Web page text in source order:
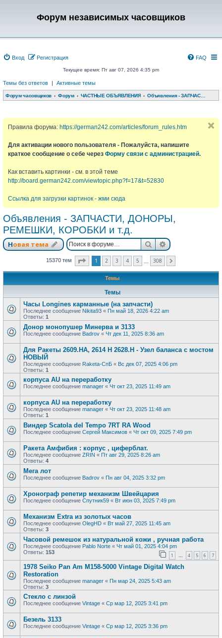
Форум независимых часовщиков
Вход Регистрация FAQ
Текущее время: Пт авг 07, 2026 4:35 pm
Темы без ответов | Активные темы
Форум часовщиков Форум ЧАСТНЫЕ ОБЪЯВЛЕНИЯ Объявления - ЗАПЧАСТИ, ДОНОРЫ, РЕМЕШКИ, КОРОБКИ и т.д.
Правила форума: https://german242.com/articles/forum_rules.htm
Для активации нового пользователя - Пожалуйста, напишите
краткое сообщение о себе через Форму связи с администрацией.
Как вставить картинки - см. в этой теме
http://board.german242.com/viewtopic.php?f=17&t=52830
Ссылка для загрузки картинок - жми сюда
Объявления - ЗАПЧАСТИ, ДОНОРЫ,
РЕМЕШКИ, КОРОБКИ и т.д.
Новая тема ПоискРасширенный
15370 тем Страница из 308
1 2 3 4 5 308
Темы
Темы
Часы Longines карманные (на запчасти)
Последнее сообщение Nikita93 « Пн май 18, 2026 4:22 am
Ответы: 1
Донор монопушер Минерва и 3133
Последнее сообщение Badrov « Чт дек 11, 2025 8:36 am
Для Ракеты 2609.НА, 2614 Н 2628.Н - Узел баланса с мостом
НОВЫЙ
Последнее сообщение Raketa-СпБ « Вс дек 07, 2025 4:06 pm
Ответы: 1
корпуса AU на переработку
Последнее сообщение manager « Чт окт 23, 2025 11:49 am
корпуса AU на переработку
Последнее сообщение manager « Чт окт 23, 2025 11:48 am
Ответы: 1
Виндер Scatola del Tempo 7RT RA Wood
Последнее сообщение Сергей Максимов « Чт окт 09, 2025 7:49 pm
Ракета Амфибия : корпус , циферблат.
Последнее сообщение ZRIN « Пт авг 29, 2025 8:26 am
Ответы: 4
Мега лот
Последнее сообщение Badrov « Пн авг 04, 2025 3:32 pm
Хронограф репетир механизм Швейцария
Последнее сообщение Спутник59 « Вт июн 03, 2025 7:49 pm
Механизм Extra из золотых часов
Последнее сообщение OlegHD « Вт май 27, 2025 11:45 am
Ответы: 3
Часовой ремешок из натуральной кожи , ручная работа
Последнее сообщение Pablo Norte « Чт май 01, 2025 4:04 pm
Ответы: 153 1 … 4 5 6 7
1978 Seiko Pan Am M158-5000 Vintage Digital Watch
Restoration
Последнее сообщение manager « Пн мар 24, 2025 5:43 am
Ответы: 3
Стекло с линзой
Последнее сообщение Vintage « Ср мар 12, 2025 3:41 pm
Безель 3133
Последнее сообщение Vintage « Ср мар 12, 2025 3:36 pm